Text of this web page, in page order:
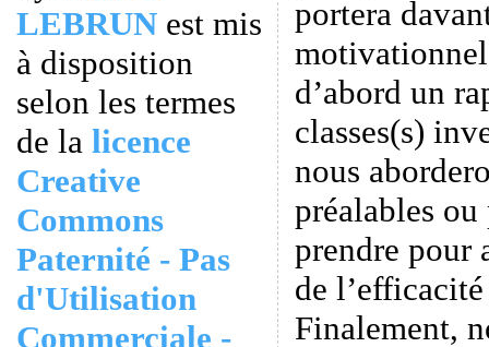
LEBRUNest mis
à disposition
selon les termes
de la licence
Creative
Commons
Paternité - Pas
d'Utilisation
Commerciale -
portera
d’abord un
classes(s)
nous
préalables
prendre pour
de
Finalement,